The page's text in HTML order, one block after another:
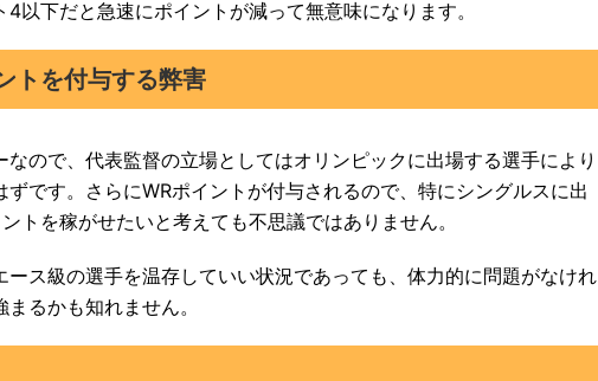
以下だと急速にポイントが減って無意味になります。
トを付与する弊害
ので、代表監督の立場としてはオリンピックに出場する選手により
です。さらにWRポイントが付与されるので、特にシングルスに出
トを稼がせたいと考えても不思議ではありません。
ース級の選手を温存していい状況であっても、体力的に問題がなけれ
るかも知れません。